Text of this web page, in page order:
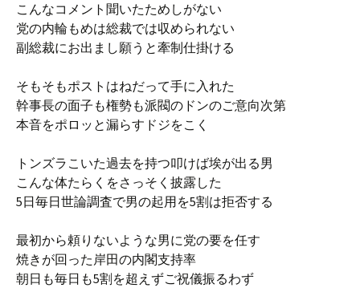
こんなコメント聞いたためしがない
党の内輪もめは総裁では収められない
副総裁にお出まし願うと牽制仕掛ける
そもそもポストはねだって手に入れた
幹事長の面子も権勢も派閥のドンのご意向次第
本音をポロッと漏らすドジをこく
トンズラこいた過去を持つ叩けば埃が出る男
こんな体たらくをさっそく披露した
5日毎日世論調査で男の起用を5割は拒否する
最初から頼りないような男に党の要を任す
焼きが回った岸田の内閣支持率
朝日も毎日も5割を超えずご祝儀振るわず